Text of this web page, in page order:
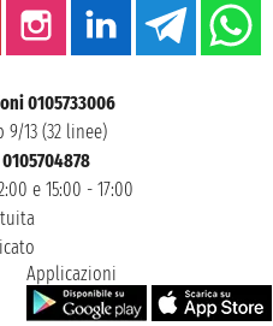
0105733006
9/13 (32 linee)
e 15:00 - 17:00
Applicazioni